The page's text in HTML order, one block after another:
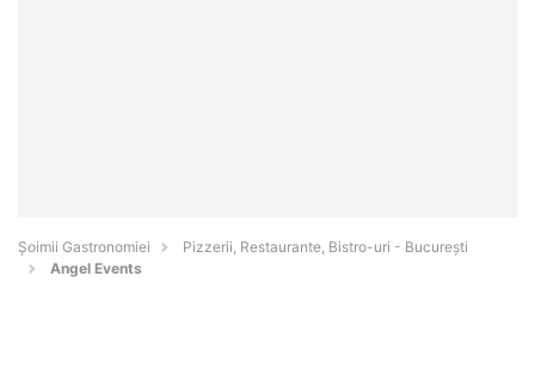
Șoimii Gastronomiei
Pizzerii, Restaurante, Bistro-uri - Bucureşti
Angel Events